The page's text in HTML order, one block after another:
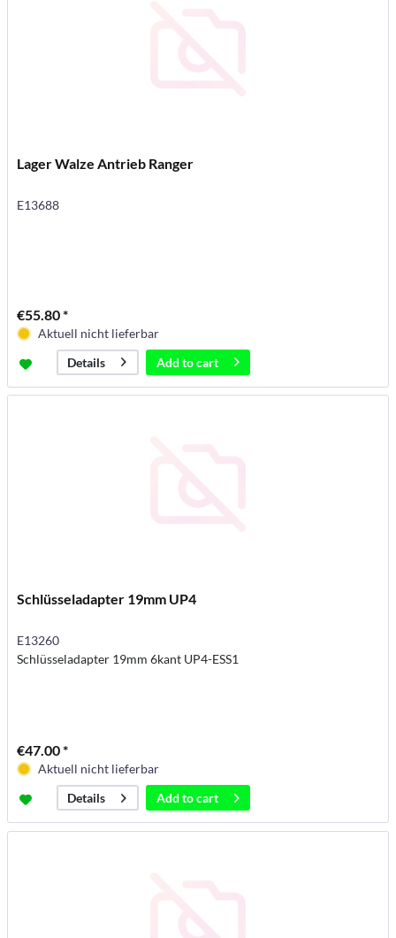
Lager Walze Antrieb Ranger
E13688
€55.80 *
Aktuell nicht lieferbar
Details
Add tocart
Schlüsseladapter 19mm UP4
E13260
Schlüsseladapter 19mm 6kant UP4-ESS1
€47.00 *
Aktuell nicht lieferbar
Details
Add tocart